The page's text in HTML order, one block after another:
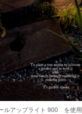
ルアップライト 900 を使